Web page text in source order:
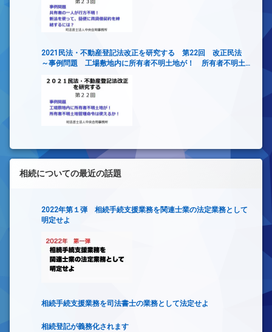
2021民法・不動産登記法改正を研究する 第22回 改正民法
～事例問題 工場敷地内に所有者不明土地が！ 所有者不明土
相続についての最近の話題
2022年第１弾 相続手続支援業務を関連士業の法定業務として
明定せよ
相続手続支援業務を司法書士の業務として法定せよ
相続登記が義務化されます